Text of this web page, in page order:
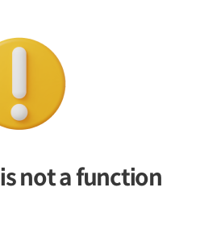
not a function